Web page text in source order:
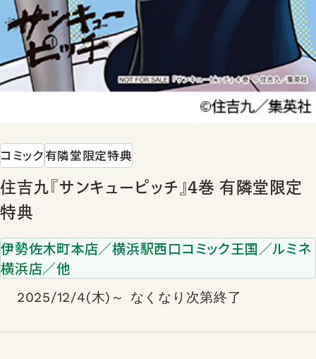
コミック有隣堂限定特典
住吉九『サンキューピッチ』4巻 有隣堂限定
特典
伊勢佐木町本店／横浜駅西口コミック王国／ルミネ
横浜店／他
2025/12/4(木)～ なくなり次第終了